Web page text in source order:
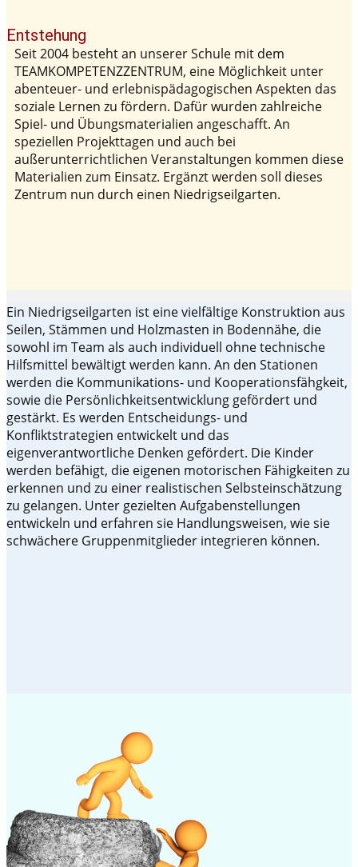
Entstehung
Seit 2004 besteht an unserer Schule mit dem
TEAMKOMPETENZZENTRUM, eine Möglichkeit unter
abenteuer- und erlebnispädagogischen Aspekten das
soziale Lernen zu fördern. Dafür wurden zahlreiche
Spiel- und Übungsmaterialien angeschafft. An
speziellen Projekttagen und auch bei
außerunterrichtlichen Veranstaltungen kommen diese
Materialien zum Einsatz. Ergänzt werden soll dieses
Zentrum nun durch einen Niedrigseilgarten.
Ein Niedrigseilgarten ist eine vielfältige Konstruktion aus
Seilen, Stämmen und Holzmasten in Bodennähe, die
sowohl im Team als auch individuell ohne technische
Hilfsmittel bewältigt werden kann. An den Stationen
werden die Kommunikations- und Kooperationsfähgkeit,
sowie die Persönlichkeitsentwicklung gefördert und
gestärkt. Es werden Entscheidungs- und
Konfliktstrategien entwickelt und das
eigenverantwortliche Denken gefördert. Die Kinder
werden befähigt, die eigenen motorischen Fähigkeiten zu
erkennen und zu einer realistischen Selbsteinschätzung
zu gelangen. Unter gezielten Aufgabenstellungen
entwickeln und erfahren sie Handlungsweisen, wie sie
schwächere Gruppenmitglieder integrieren können.